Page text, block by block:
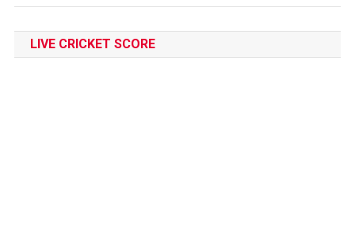
LIVE CRICKET SCORE